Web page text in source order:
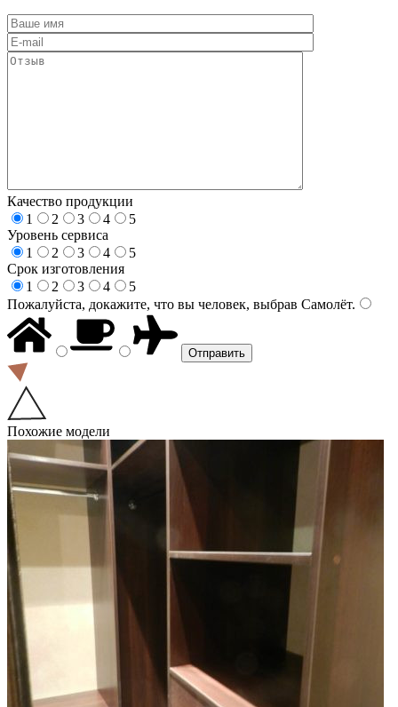
Качество продукции
1
2 3 4
5
Уровень сервиса
1
2 3 4
5
Срок изготовления
1
2 3 4
5
Пожалуйста, докажите, что вы человек, выбрав Самолёт.
Похожие модели